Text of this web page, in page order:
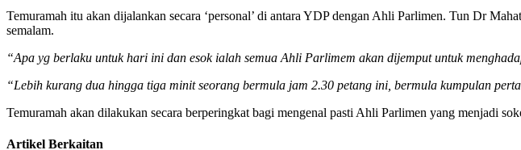
Temuramah itu akan dijalankan secara ‘personal’ di antara YDP dengan Ahli Parlimen. Tun Dr
semalam.
“Apa yg berlaku untuk hari ini dan esok ialah semua Ahli Parlimem akan dijemput untuk
“Lebih kurang dua hingga tiga minit seorang bermula jam 2.30 petang ini, bermula kumpulan
Temuramah akan dilakukan secara berperingkat bagi mengenal pasti Ahli Parlimen yang menjadi
Artikel Berkaitan